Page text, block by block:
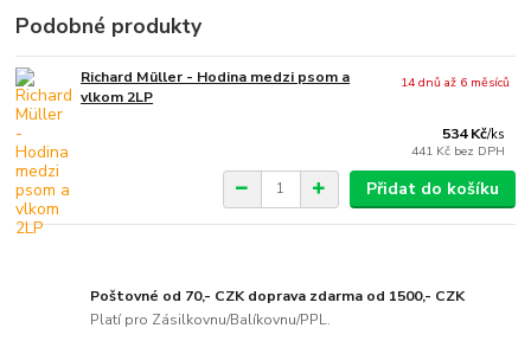
Podobné produkty
Richard Müller - Hodina medzi psom a
vlkom 2LP
534 Kč/ks
441 Kč bez DPH
14 dnů až 6 měsíců
Přidat do košíku
Poštovné od 70,- CZK doprava zdarma od 1500,- CZK
Platí pro Zásilkovnu/Balíkovnu/PPL.